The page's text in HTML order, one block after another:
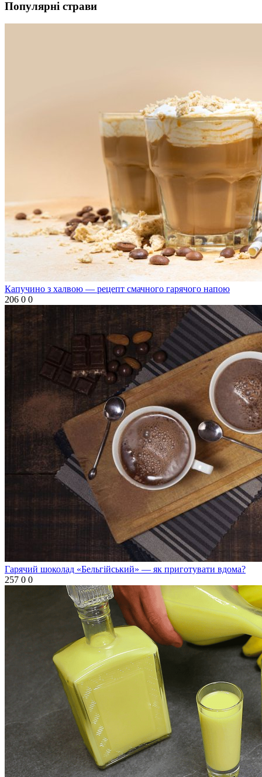
Популярні страви
Капучино з халвою — рецепт смачного гарячого напою
206 0 0
Гарячий шоколад «Бельгійський» — як приготувати вдома?
257 0 0